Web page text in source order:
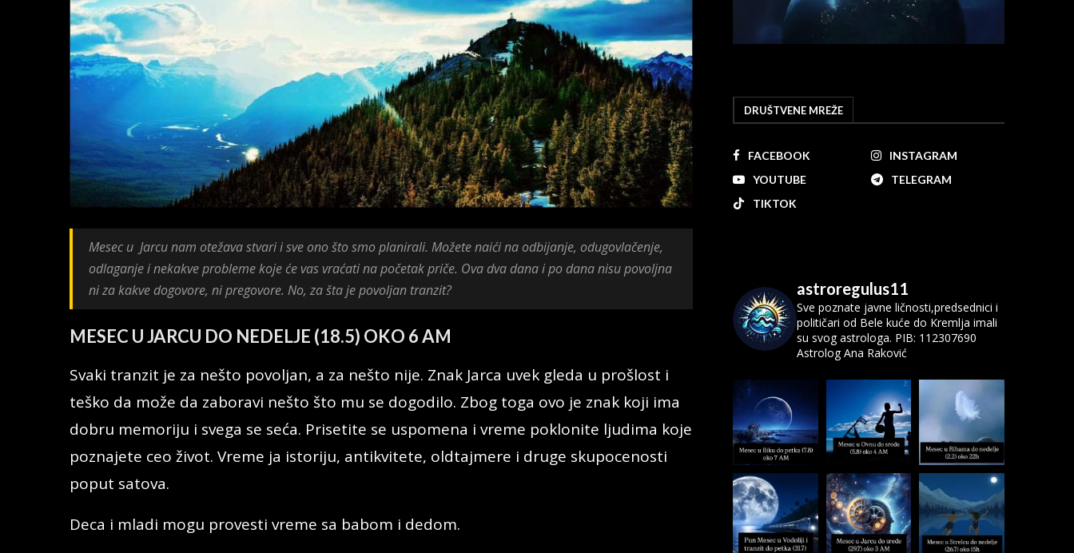
Mesec u Jarcu nam otežava stvari i sve ono što smo planirali. Možete naići na odbijanje, odugovlačenje,
odlaganje i nekakve probleme koje će vas vraćati na početak priče. Ova dva dana i po dana nisu povoljna
ni za kakve dogovore, ni pregovore. No, za šta je povoljan tranzit?
MESEC U JARCU DO NEDELJE (18.5) OKO 6 AM
Svaki tranzit je za nešto povoljan, a za nešto nije. Znak Jarca uvek gleda u prošlost i
teško da može da zaboravi nešto što mu se dogodilo. Zbog toga ovo je znak koji ima
dobru memoriju i svega se seća. Prisetite se uspomena i vreme poklonite ljudima koje
poznajete ceo život. Vreme ja istoriju, antikvitete, oldtajmere i druge skupocenosti
poput satova.
Deca i mladi mogu provesti vreme sa babom i dedom.
DRUŠTVENE MREŽE
FACEBOOK
INSTAGRAM
YOUTUBE
TELEGRAM
TIKTOK
astroregulus11
Sve poznate javne ličnosti,predsednici i
političari od Bele kuće do Kremlja imali
su svog astrologa. PIB: 112307690
Astrolog Ana Raković